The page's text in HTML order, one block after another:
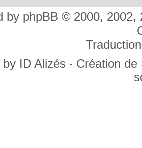
by phpBB © 2000, 2002,
by ID Alizés - Création